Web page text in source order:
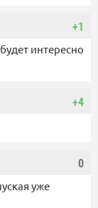
+1
интересно
+4
0
уже